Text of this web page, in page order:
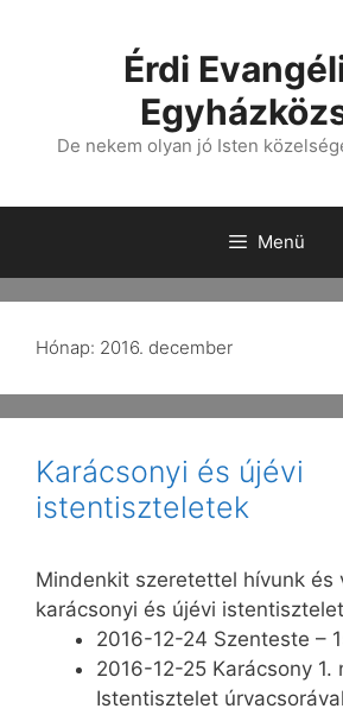
Érdi
De nekem olyan jó Isten
Menü
Hónap: 2016. december
Karácsonyi és újévi
istentiszteletek
Mindenkit szeretettel hívunk és
karácsonyi és újévi
2016-12-24 Szenteste –
2016-12-25 Karácsony
Istentisztelet úrvacsorával